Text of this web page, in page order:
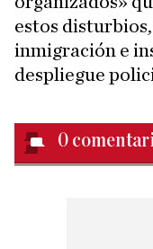
estos
inmigración e
despliegue
0